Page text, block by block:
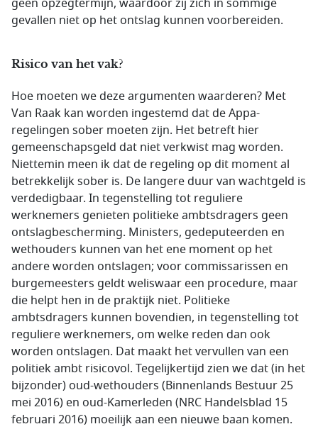
geen opzegtermijn, waardoor zij zich in sommige
gevallen niet op het ontslag kunnen voorbereiden.
Risico van het vak?
Hoe moeten we deze argumenten waarderen? Met
Van Raak kan worden ingestemd dat de Appa-
regelingen sober moeten zijn. Het betreft hier
gemeenschapsgeld dat niet verkwist mag worden.
Niettemin meen ik dat de regeling op dit moment al
betrekkelijk sober is. De langere duur van wachtgeld is
verdedigbaar. In tegenstelling tot reguliere
werknemers genieten politieke ambtsdragers geen
ontslagbescherming. Ministers, gedeputeerden en
wethouders kunnen van het ene moment op het
andere worden ontslagen; voor commissarissen en
burgemeesters geldt weliswaar een procedure, maar
die helpt hen in de praktijk niet. Politieke
ambtsdragers kunnen bovendien, in tegenstelling tot
reguliere werknemers, om welke reden dan ook
worden ontslagen. Dat maakt het vervullen van een
politiek ambt risicovol. Tegelijkertijd zien we dat (in het
bijzonder) oud-wethouders (Binnenlands Bestuur 25
mei 2016) en oud-Kamerleden (NRC Handelsblad 15
februari 2016) moeilijk aan een nieuwe baan komen.